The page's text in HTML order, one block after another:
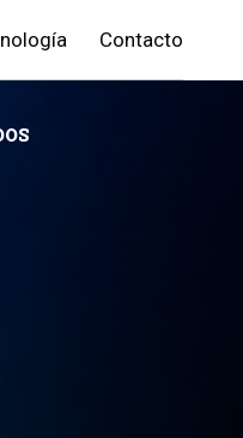
Contacto